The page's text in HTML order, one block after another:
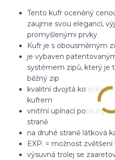
Tento kufr oceněný
zaujme svou elegancí,
promyšlenými prvky
Kufr je s obousměrným
je vybaven
systémem zipů, který je
běžný zip
kvalitní dvojitá kolečka
kufrem
vnitřní upínací popruhy
straně
na druhé straně látková
EXP. = možnost
výsuvná trolej se